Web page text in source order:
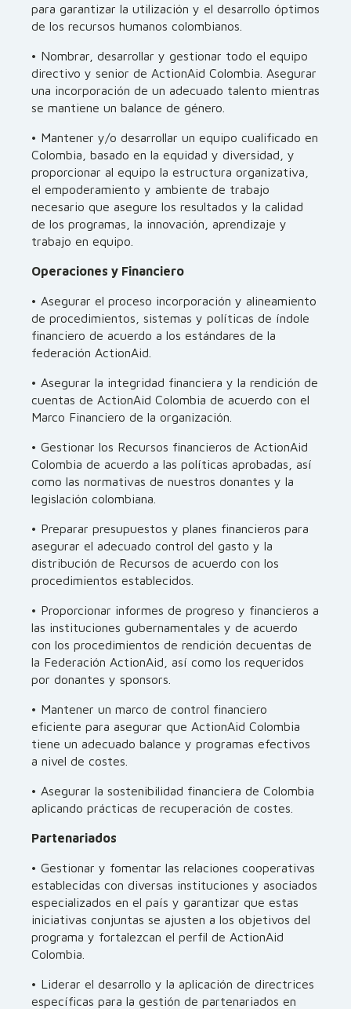
para garantizar la utilización y el desarrollo óptimos
de los recursos humanos colombianos.
• Nombrar, desarrollar y gestionar todo el equipo
directivo y senior de ActionAid Colombia. Asegurar
una incorporación de un adecuado talento mientras
se mantiene un balance de género.
• Mantener y/o desarrollar un equipo cualificado en
Colombia, basado en la equidad y diversidad, y
proporcionar al equipo la estructura organizativa,
el empoderamiento y ambiente de trabajo
necesario que asegure los resultados y la calidad
de los programas, la innovación, aprendizaje y
trabajo en equipo.
Operaciones y Financiero
• Asegurar el proceso incorporación y alineamiento
de procedimientos, sistemas y políticas de índole
financiero de acuerdo a los estándares de la
federación ActionAid.
• Asegurar la integridad financiera y la rendición de
cuentas de ActionAid Colombia de acuerdo con el
Marco Financiero de la organización.
• Gestionar los Recursos financieros de ActionAid
Colombia de acuerdo a las políticas aprobadas, así
como las normativas de nuestros donantes y la
legislación colombiana.
• Preparar presupuestos y planes financieros para
asegurar el adecuado control del gasto y la
distribución de Recursos de acuerdo con los
procedimientos establecidos.
• Proporcionar informes de progreso y financieros a
las instituciones gubernamentales y de acuerdo
con los procedimientos de rendición decuentas de
la Federación ActionAid, así como los requeridos
por donantes y sponsors.
• Mantener un marco de control financiero
eficiente para asegurar que ActionAid Colombia
tiene un adecuado balance y programas efectivos
a nivel de costes.
• Asegurar la sostenibilidad financiera de Colombia
aplicando prácticas de recuperación de costes.
Partenariados
• Gestionar y fomentar las relaciones cooperativas
establecidas con diversas instituciones y asociados
especializados en el país y garantizar que estas
iniciativas conjuntas se ajusten a los objetivos del
programa y fortalezcan el perfil de ActionAid
Colombia.
• Liderar el desarrollo y la aplicación de directrices
específicas para la gestión de partenariados en